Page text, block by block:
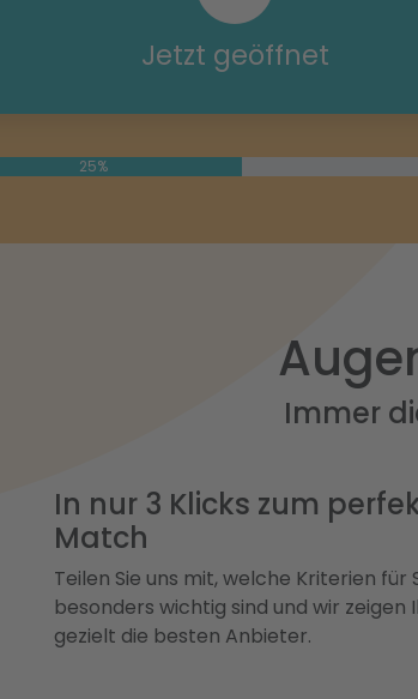
Jetzt geöffnet
25%
Immer
In nur 3 Klicks zum
Match
Teilen Sie uns mit, welche Kriterien für
besonders wichtig sind und wir zeigen
gezielt die besten Anbieter.